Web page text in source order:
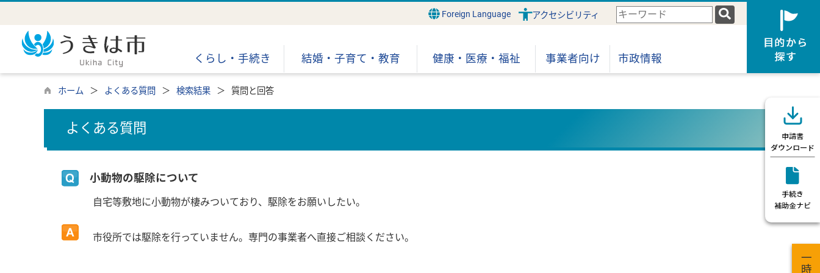
Foreign Language アクセシビリティ
検
ー
ワ
くらし・手続き 結婚・子育て・教育 健康・医療・福祉 事業者向け 市政情報
ホーム よくある質問 検索結果 質問と回答
よくある質問
小動物の駆除について
自宅等敷地に小動物が棲みついており、駆除をお願いしたい。
市役所では駆除を行っていません。専門の事業者へ直接ご相談ください。